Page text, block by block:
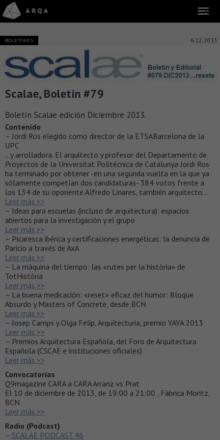
BOLETINES 6.12.2013
Scalae, Boletín #79
Boletín Scalae edición Diciembre 2013.
Contenido
– Jordi Ros elegido como director de la ETSABarcelona de la
UPC
…y arrolladora. El arquitecto y profesor del Departamento de
Proyectos de la Universitat Politécnica de Catalunya Jordi Ros
ha terminado por obtener -en una segunda vuelta en la que ya
sólamente competían dos candidaturas- 384 votos frente a
los 134 de su oponente Alfredo Linares, también arquitecto…
Leer más >>
– Ideas para escuelas (incluso de arquitectura): espacios
abiertos para la investigación y el grupo
Leer más >>
– Picaresca ibérica y certificaciones energéticas: la denuncia de
Paricio a través de AxA
Leer más >>
– La máquina del tiempo: las «rutes per la història» de
TotHistòria
Leer más >>
– La buena medicación: «reset» eficaz del humor: Bloque
Absurdo y Masters of Concrete, desde BCN
Leer más >>
– Josep Camps y Olga Felip, Arquitecturia, premio YAYA 2013
Leer más >>
– Premios Arquitectura Española, del Foro de Arquitectura
Española (CSCAE e instituciones oficiales)
Leer más >>
Convocatorias
Q9magazine CARA a CARA Arranz vs Prat
El 10 de diciembre de 2013, de 19:00 a 21:00 , Fábrica Moritz,
BCN
Leer más >>
Radio (Podcast)
– SCALAE PODCAST 46